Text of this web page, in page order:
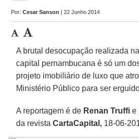
Por:Cesar Sanson | 22 Junho 2014
A brutal desocupação realizada
capital pernambucana é só um
projeto imobiliário de luxo que
Ministério Público para ser
A reportagem é de Renan Truffi e
da revistaCartaCapital, 18-06-